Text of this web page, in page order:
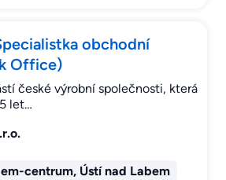
obchodní
Office)
české výrobní společnosti, která
let…
centrum, Ústí nad Labem